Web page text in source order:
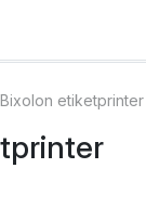
Bixolon etiketprinter